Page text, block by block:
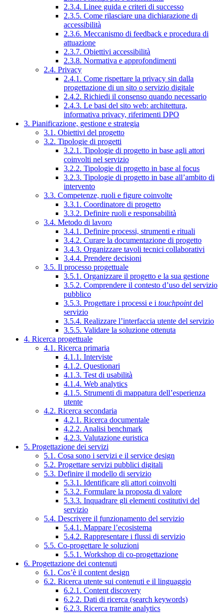
2.3.4. Linee guida e criteri di successo
2.3.5. Come rilasciare una dichiarazione di
accessibilità
2.3.6. Meccanismo di feedback e procedura di
attuazione
2.3.7. Obiettivi accessibilità
2.3.8. Normativa e approfondimenti
2.4. Privacy
2.4.1. Come rispettare la privacy sin dalla
progettazione di un sito o servizio digitale
2.4.2. Richiedi il consenso quando necessario
2.4.3. Le basi del sito web: architettura,
informativa privacy, riferimenti DPO
3. Pianificazione, gestione e strategia
3.1. Obiettivi del progetto
3.2. Tipologie di progetti
3.2.1. Tipologie di progetto in base agli attori
coinvolti nel servizio
3.2.2. Tipologie di progetto in base al focus
3.2.3. Tipologie di progetto in base all’ambito di
intervento
3.3. Competenze, ruoli e figure coinvolte
3.3.1. Coordinatore di progetto
3.3.2. Definire ruoli e responsabilità
3.4. Metodo di lavoro
3.4.1. Definire processi, strumenti e rituali
3.4.2. Curare la documentazione di progetto
3.4.3. Organizzare tavoli tecnici collaborativi
3.4.4. Prendere decisioni
3.5. Il processo progettuale
3.5.1. Organizzare il progetto e la sua gestione
3.5.2. Comprendere il contesto d’uso del servizio
pubblico
3.5.3. Progettare i processi e i touchpointdel
servizio
3.5.4. Realizzare l’interfaccia utente del servizio
3.5.5. Validare la soluzione ottenuta
4. Ricerca progettuale
4.1. Ricerca primaria
4.1.1. Interviste
4.1.2. Questionari
4.1.3. Test di usabilità
4.1.4. Web analytics
4.1.5. Strumenti di mappatura dell’esperienza
utente
4.2. Ricerca secondaria
4.2.1. Ricerca documentale
4.2.2. Analisi benchmark
4.2.3. Valutazione euristica
5. Progettazione dei servizi
5.1. Cosa sono i servizi e il service design
5.2. Progettare servizi pubblici digitali
5.3. Definire il modello di servizio
5.3.1. Identificare gli attori coinvolti
5.3.2. Formulare la proposta di valore
5.3.3. Inquadrare gli elementi costitutivi del
servizio
5.4. Descrivere il funzionamento del servizio
5.4.1. Mappare l’ecosistema
5.4.2. Rappresentare i flussi di servizio
5.5. Co-progettare le soluzioni
5.5.1. Workshop di co-progettazione
6. Progettazione dei contenuti
6.1. Cos’è il content design
6.2. Ricerca utente sui contenuti e il linguaggio
6.2.1. Content discovery
6.2.2. Dati di ricerca (search keywords)
6.2.3. Ricerca tramite analytics